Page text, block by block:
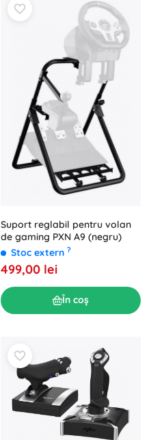
Suport reglabil pentru volan
de gaming PXN A9 (negru)
Stoc extern ?
499,00 lei
În coș